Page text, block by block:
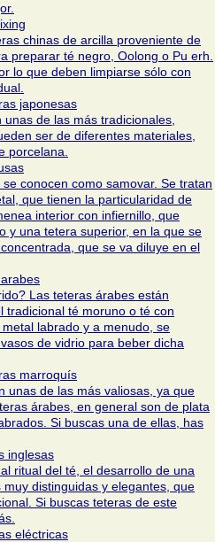
chinas de arcilla proveniente de
preparar té negro, Oolong o Pu erh.
lo que deben limpiarse sólo con
japonesas
de las más tradicionales,
ser de diferentes materiales,
porcelana.
conocen como samovar. Se tratan
que tienen la particularidad de
interior con infiernillo, que
y una tetera superior, en la que se
que se va diluye en el
Las teteras árabes están
tradicional té moruno o té con
labrado y a menudo, se
de vidrio para beber dicha
marroquís
unas de las más valiosas, ya que
árabes, en general son de plata
Si buscas una de ellas, has
inglesas
ritual del té, el desarrollo de una
distinguidas y elegantes, que
Si buscas teteras de este
eléctricas